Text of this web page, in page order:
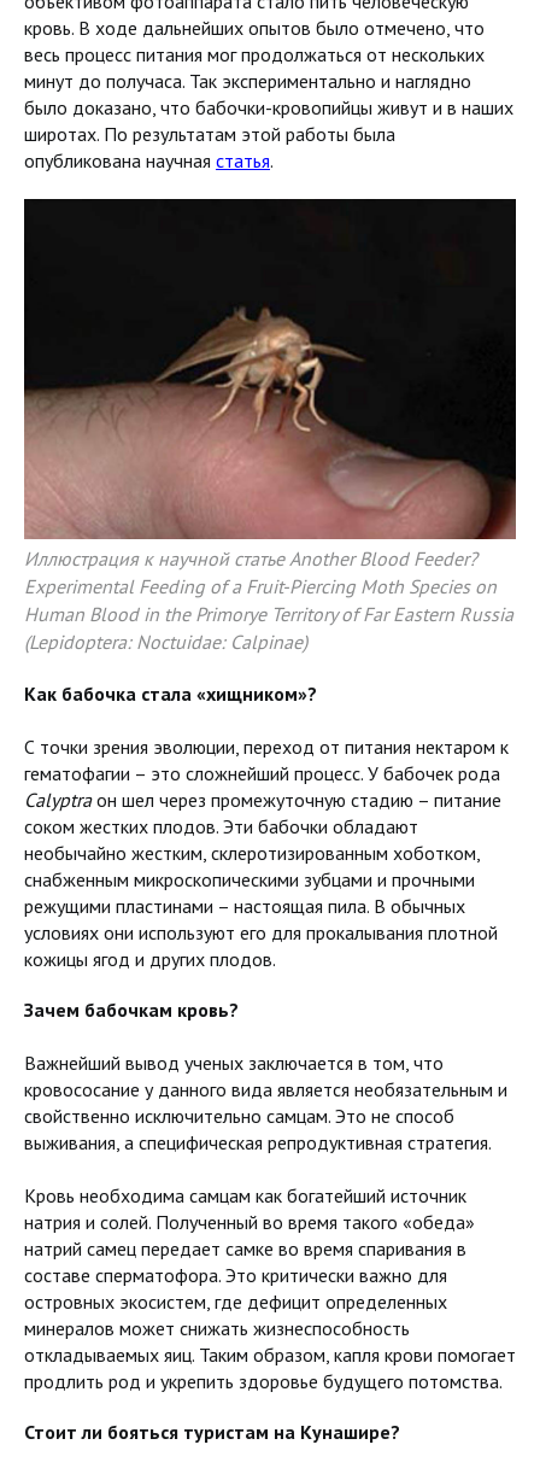
кровь. В ходе дальнейших опытов было отмечено, что
весь процесс питания мог продолжаться от нескольких
минут до получаса. Так экспериментально и наглядно
было доказано, что бабочки-кровопийцы живут и в наших
широтах. По результатам этой работы была
опубликована научная статья.
Иллюстрация к научной статье Another Blood Feeder?
Experimental Feeding of a Fruit-Piercing Moth Species on
Human Blood in the Primorye Territory of Far Eastern Russia
(Lepidoptera: Noctuidae: Calpinae)
Как бабочка стала «хищником»?
С точки зрения эволюции, переход от питания нектаром к
гематофагии – это сложнейший процесс. У бабочек рода
Calyptraон шел через промежуточную стадию – питание
соком жестких плодов. Эти бабочки обладают
необычайно жестким, склеротизированным хоботком,
снабженным микроскопическими зубцами и прочными
режущими пластинами – настоящая пила. В обычных
условиях они используют его для прокалывания плотной
кожицы ягод и других плодов.
Зачем бабочкам кровь?
Важнейший вывод ученых заключается в том, что
кровососание у данного вида является необязательным и
свойственно исключительно самцам. Это не способ
выживания, а специфическая репродуктивная стратегия.
Кровь необходима самцам как богатейший источник
натрия и солей. Полученный во время такого «обеда»
натрий самец передает самке во время спаривания в
составе сперматофора. Это критически важно для
островных экосистем, где дефицит определенных
минералов может снижать жизнеспособность
откладываемых яиц. Таким образом, капля крови помогает
продлить род и укрепить здоровье будущего потомства.
Стоит ли бояться туристам на Кунашире?